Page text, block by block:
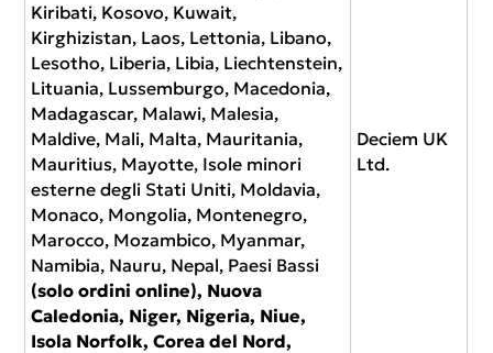
Kiribati, Kosovo, Kuwait,
Kirghizistan, Laos, Lettonia, Libano,
Lesotho, Liberia, Libia, Liechtenstein,
Lituania, Lussemburgo, Macedonia,
Madagascar, Malawi, Malesia,
Maldive, Mali, Malta, Mauritania,
Mauritius, Mayotte, Isole minori
esterne degli Stati Uniti, Moldavia,
Monaco, Mongolia, Montenegro,
Marocco, Mozambico, Myanmar,
Namibia, Nauru, Nepal, Paesi Bassi
(solo ordini online), Nuova
Caledonia, Niger, Nigeria, Niue,
Isola Norfolk, Corea del Nord,
Deciem UK
Ltd.